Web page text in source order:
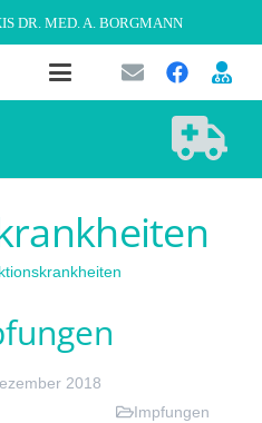
DR. MED. A. BORGMANN
2018
Impfungen